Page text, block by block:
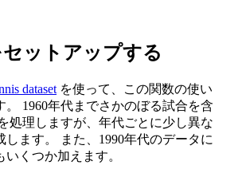
ットアップする
dataset を使って、この関数の使い
。 1960年代までさかのぼる試合を含
処理しますが、年代ごとに少し異な
します。 また、1990年代のデータに
くつか加えます。